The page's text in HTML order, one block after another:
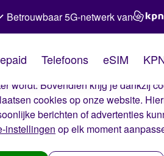
van Simyo
op onze website. Met deze
wordt. Bovendien krijg je dankzij
cookies op onze website.
berichten of advertenties
instellingen op elk moment
Betrouwbaar 5G-netwerk van
Telefoons eSIM